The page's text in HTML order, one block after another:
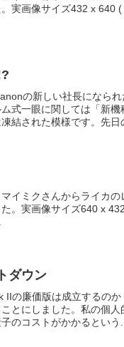
実画像サイズ432 x 640
の新しい社長になら
式一眼に関しては「新
結された模様です。先日
イミクさんからライカ
。実画像サイズ640 x
ダウン
IIの廉価版は成立するの
とにしました。私の個
のコストがかかるという...